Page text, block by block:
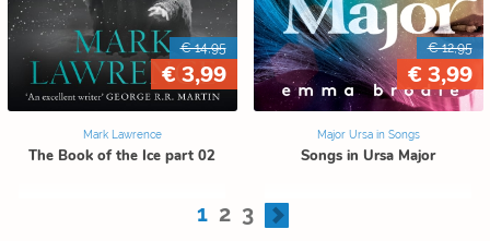
€ 14,95
€ 3,99
Mark Lawrence
The Book of the Ice part 02
€ 12,95
€ 3,99
Major Ursa in Songs
Songs in Ursa Major
1 2 3